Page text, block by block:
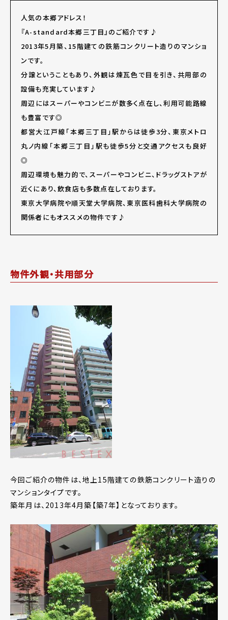
人気の本郷アドレス！
『A-standard本郷三丁目』のご紹介です♪
2013年5月築、15階建ての鉄筋コンクリート造りのマンショ
ンです。
分譲ということもあり、外観は煉瓦色で目を引き、共用部の
設備も充実しています♪
周辺にはスーパーやコンビニが数多く点在し、利用可能路線
も豊富です◎
都営大江戸線「本郷三丁目」駅からは徒歩3分、東京メトロ
丸ノ内線「本郷三丁目」駅も徒歩5分と交通アクセスも良好
◎
周辺環境も魅力的で、スーパーやコンビニ、ドラッグストアが
近くにあり、飲食店も多数点在しております。
東京大学病院や順天堂大学病院、東京医科歯科大学病院の
関係者にもオススメの物件です♪
物件外観・共用部分
今回ご紹介の物件は、地上15階建ての鉄筋コンクリート造りの
マンションタイプです。
築年月は、2013年4月築【築7年】となっております。